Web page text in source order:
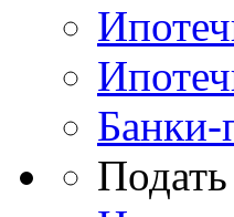
Банки-
Подать